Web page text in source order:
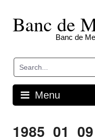
contentBanc de
Banc de
Menu